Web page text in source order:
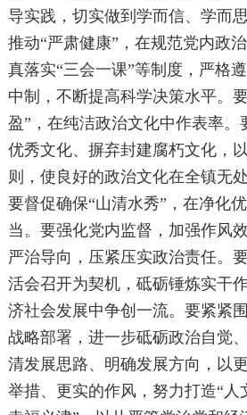
导实践，切实做到学而信、学而
推动“严肃健康”，在规范党内政
真落实“三会一课”等制度，严格
中制，不断提高科学决策水平。
盈”，在纯洁政治文化中作表率。
优秀文化、摒弃封建腐朽文化，
则，使良好的政治文化在全镇无
要督促确保“山清水秀”，在净化
当。要强化党内监督，加强作风
严治导向，压紧压实政治责任。
活会召开为契机，砥砺锤炼实干
济社会发展中争创一流。要紧紧
战略部署，进一步砥砺政治自觉
清发展思路、明确发展方向，以
举措、更实的作风，努力打造“人